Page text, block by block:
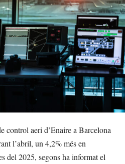
control aeri d’Enaire a Barcelona
l’abril, un 4,2% més en
del 2025, segons ha informat el